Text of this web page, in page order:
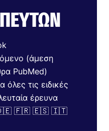
(άμεση
PubMed)
όλες τις ειδικές
έρευνα
🇩🇪 🇫🇷 🇪🇸 🇮🇹